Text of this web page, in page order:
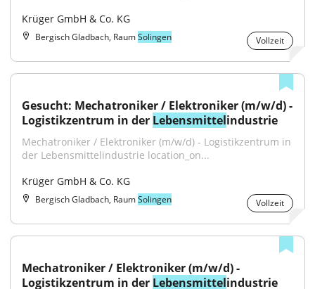
Krüger GmbH & Co. KG
Bergisch Gladbach, RaumSolingen Vollzeit
Gesucht: Mechatroniker / Elektroniker (m/w/d) -
Logistikzentrum in der Lebensmittelindustrie
Mechatroniker / Elektroniker (m/w/d) - Logistikzentrum in
der Lebensmittelindustrie location_on...
Krüger GmbH & Co. KG
Bergisch Gladbach, RaumSolingen Vollzeit
Mechatroniker / Elektroniker (m/w/d) -
Logistikzentrum in der Lebensmittelindustrie